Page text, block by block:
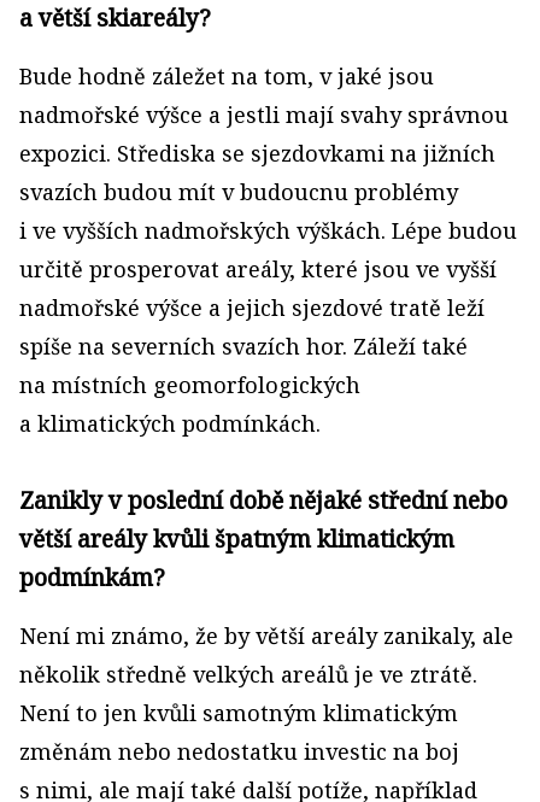
a větší skiareály?
Bude hodně záležet na tom, v jaké jsou
nadmořské výšce a jestli mají svahy správnou
expozici. Střediska se sjezdovkami na jižních
svazích budou mít v budoucnu problémy
i ve vyšších nadmořských výškách. Lépe budou
určitě prosperovat areály, které jsou ve vyšší
nadmořské výšce a jejich sjezdové tratě leží
spíše na severních svazích hor. Záleží také
na místních geomorfologických
a klimatických podmínkách.
Zanikly v poslední době nějaké střední nebo
větší areály kvůli špatným klimatickým
podmínkám?
Není mi známo, že by větší areály zanikaly, ale
několik středně velkých areálů je ve ztrátě.
Není to jen kvůli samotným klimatickým
změnám nebo nedostatku investic na boj
s nimi, ale mají také další potíže, například